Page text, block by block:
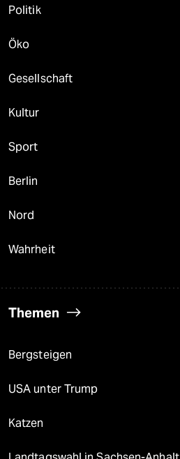
Politik
Öko
Gesellschaft
Kultur
Sport
Berlin
Nord
Wahrheit
Themen
Bergsteigen
USA unter Trump
Katzen